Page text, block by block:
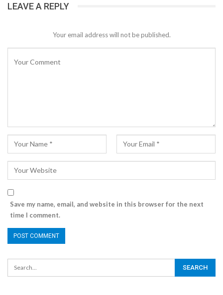
LEAVE A REPLY
Your email address will not be published.
Save my name, email, and website in this browser for the next
time I comment.